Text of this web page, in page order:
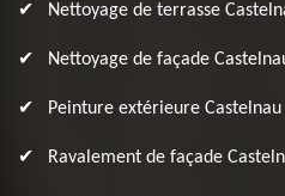
Nettoyage de terrasse
Nettoyage de façade
Peinture extérieure Castelnau
Ravalement de façade